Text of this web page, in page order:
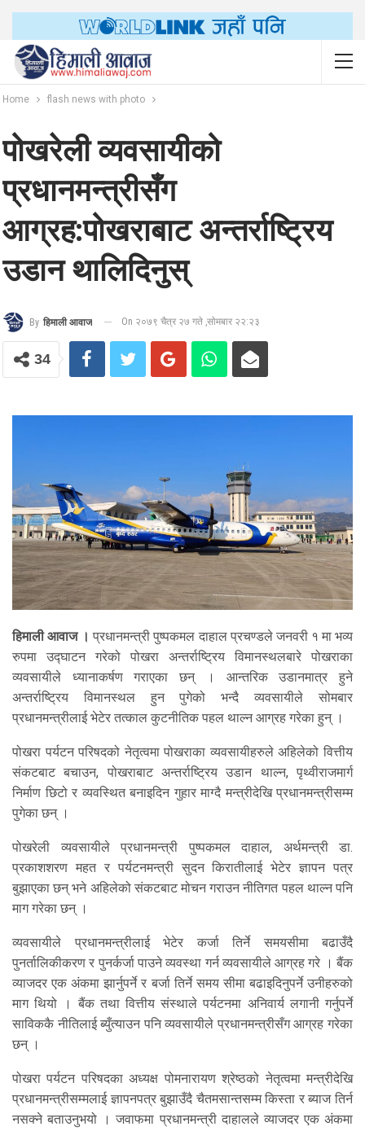
Home flash news with photo
पोखरेली व्यवसायीको
प्रधानमन्त्रीसँग
आग्रह:पोखराबाट अन्तर्राष्ट्रिय
उडान थालिदिनुस्
By हिमाली आवाज On २०७९ चैत्र २७ गते ,सोमबार २२:२३
34
हिमाली आवाज । प्रधानमन्त्री पुष्पकमल दाहाल प्रचण्डले जनवरी १ मा भव्य
रुपमा उद्घाटन गरेको पोखरा अन्तर्राष्ट्रिय विमानस्थलबारे पोखराका
व्यवसायीले ध्यानाकर्षण गराएका छन् । आन्तरिक उडानमात्र हुने
अन्तर्राष्ट्रिय विमानस्थल हुन पुगेको भन्दै व्यवसायीले सोमबार
प्रधानमन्त्रीलाई भेटेर तत्काल कुटनीतिक पहल थाल्न आग्रह गरेका हुन् ।
पोखरा पर्यटन परिषदको नेतृत्वमा पोखराका व्यवसायीहरुले अहिलेको वित्तीय
संकटबाट बचाउन, पोखराबाट अन्तर्राष्ट्रिय उडान थाल्न, पृथ्वीराजमार्ग
निर्माण छिटो र व्यवस्थित बनाइदिन गुहार माग्दै मन्त्रीदेखि प्रधानमन्त्रीसम्म
पुगेका छन् ।
पोखरेली व्यवसायीले प्रधानमन्त्री पुष्पकमल दाहाल, अर्थमन्त्री डा.
प्रकाशशरण महत र पर्यटनमन्त्री सुदन किरातीलाई भेटेर ज्ञापन पत्र
बुझाएका छन् भने अहिलेको संकटबाट मोचन गराउन नीतिगत पहल थाल्न पनि
माग गरेका छन् ।
व्यवसायीले प्रधानमन्त्रीलाई भेटेर कर्जा तिर्ने समयसीमा बढाउँदै
पुनर्तालिकीकरण र पुनर्कर्जा पाउने व्यवस्था गर्न व्यवसायीले आग्रह गरे । बैंक
व्याजदर एक अंकमा झार्नुपर्ने र बर्जा तिर्ने समय सीमा बढाइदिनुपर्ने उनीहरुको
माग थियो । बैंक तथा वित्तीय संस्थाले पर्यटनमा अनिवार्य लगानी गर्नुपर्ने
साविककै नीतिलाई ब्युँत्याउन पनि व्यवसायीले प्रधानमन्त्रीसँग आग्रह गरेका
छन् ।
पोखरा पर्यटन परिषदका अध्यक्ष पोमनारायण श्रेष्ठको नेतृत्वमा मन्त्रीदेखि
प्रधानमन्त्रीसम्मलाई ज्ञापनपत्र बुझाउँदै चैतमसान्तसम्म किस्ता र ब्याज तिर्न
नसक्ने बताउनुभयो । जवाफमा प्रधानमन्त्री दाहालले व्याजदर एक अंकमा